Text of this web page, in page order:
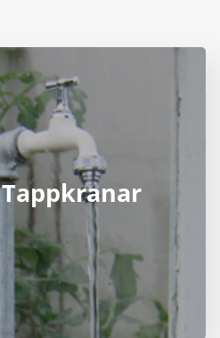
Tappkranar